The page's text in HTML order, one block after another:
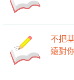
不把
遠對